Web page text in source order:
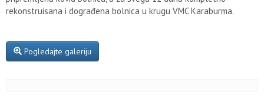
rekonstruisana i dograđena bolnica u krugu VMC Karaburma.
Pogledajte galeriju